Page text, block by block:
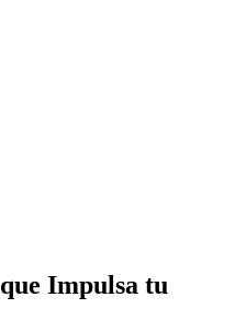
que Impulsa tu